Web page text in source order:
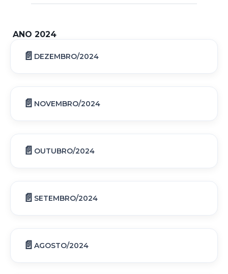
ANO 2024
DEZEMBRO/2024
NOVEMBRO/2024
OUTUBRO/2024
SETEMBRO/2024
AGOSTO/2024